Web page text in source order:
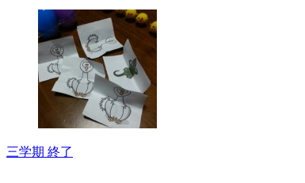
三学期 終了